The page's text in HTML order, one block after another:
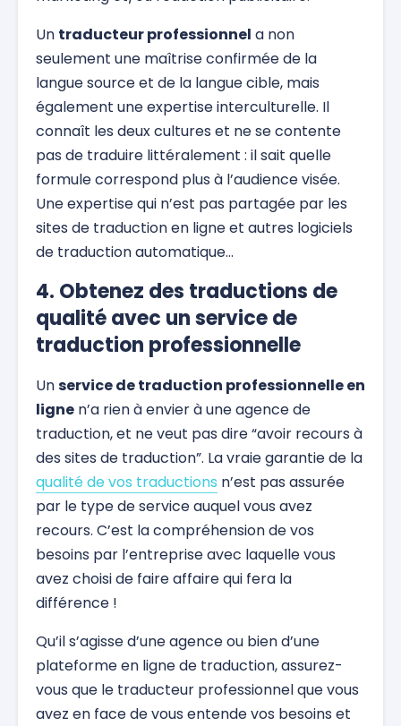
Un traducteur professionnel a non
seulement une maîtrise confirmée de la
langue source et de la langue cible, mais
également une expertise interculturelle. Il
connaît les deux cultures et ne se contente
pas de traduire littéralement : il sait quelle
formule correspond plus à l’audience visée.
Une expertise qui n’est pas partagée par les
sites de traduction en ligne et autres logiciels
de traduction automatique…
4. Obtenez des traductions de
qualité avec un service de
traduction professionnelle
Unservice de traduction professionnelle en
ligne n’a rien à envier à une agence de
traduction, et ne veut pas dire “avoir recours à
des sites de traduction”. La vraie garantie de la
qualité de vos traductions n’est pas assurée
par le type de service auquel vous avez
recours. C’est la compréhension de vos
besoins par l’entreprise avec laquelle vous
avez choisi de faire affaire qui fera la
différence !
Qu’il s’agisse d’une agence ou bien d’une
plateforme en ligne de traduction, assurez-
vous que le traducteur professionnel que vous
avez en face de vous entende vos besoins et